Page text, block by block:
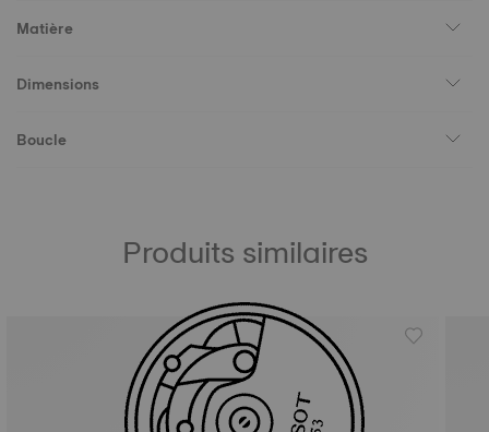
Matière
Dimensions
Boucle
Produits similaires